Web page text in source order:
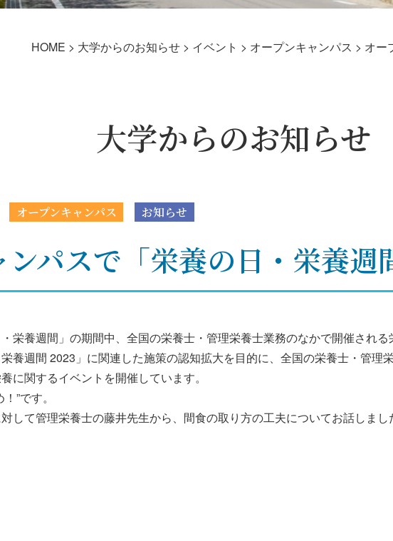
HOME > 大学からのお知らせ > イベント > オープンキャンパス > オー
大学からのお知らせ
オープンキャンパス お知らせ
ンパスで「栄養の日・栄養
栄養週間」の期間中、全国の栄養士・管理栄養士業務のなかで開催される
養週間 2023」に関連した施策の認知拡大を目的に、全国の栄養士・管理
に関するイベントを開催しています。
”です。
して管理栄養士の藤井先生から、間食の取り方の工夫についてお話しまし